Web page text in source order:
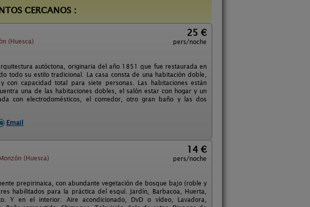
CERCANOS :
(Huesca)
25 €
pers/noche
autóctona, originaria del año 1851 que fue restaurada en
todo su estilo tradicional. La casa consta de una habitación doble,
capacidad total para siete personas. Las habitaciones están
una de las habitaciones dobles, el salón estar con hogar y un
con electrodomésticos, el comedor, otro gran baño y las dos
Email
(Huesca)
14 €
pers/noche
prepirinaica, con abundante vegetación de bosque bajo (roble y
habilitados para la práctica del esquí. Jardín, Barbacoa, Huerta,
Y en el interior: Aire acondicionado, DvD o vídeo, Lavadora,